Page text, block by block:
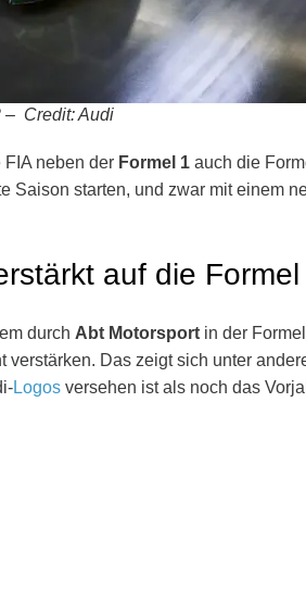
– Credit: Audi
neben der Formel 1 auch die
Saison starten, und zwar mit einem
auf die Formel
durch Abt Motorsport in der
verstärken. Das zeigt sich unter
Logos versehen ist als noch das